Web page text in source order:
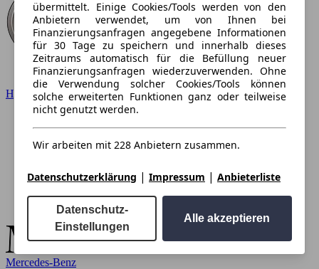
Hyundai
Mercedes-Benz
übermittelt. Einige Cookies/Tools werden von den
Anbietern verwendet, um von Ihnen bei
Finanzierungsanfragen angegebene Informationen
für 30 Tage zu speichern und innerhalb dieses
Zeitraums automatisch für die Befüllung neuer
Finanzierungsanfragen wiederzuverwenden. Ohne
die Verwendung solcher Cookies/Tools können
solche erweiterten Funktionen ganz oder teilweise
nicht genutzt werden.
Wir arbeiten mit 228 Anbietern zusammen.
Datenschutzerklärung | Impressum | Anbieterliste
Datenschutz-
Einstellungen
Alle akzeptieren